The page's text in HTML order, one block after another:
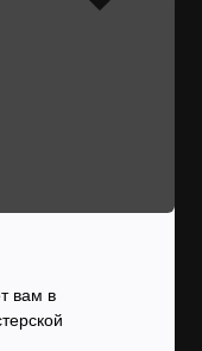
вам в